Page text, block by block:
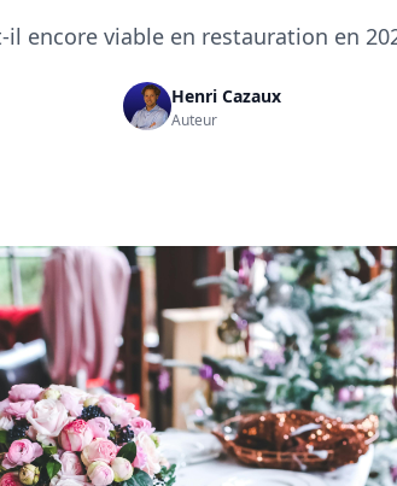
il encore viable en restauration en
Henri Cazaux
Auteur